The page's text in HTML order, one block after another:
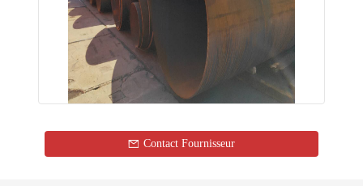
Contact Fournisseur